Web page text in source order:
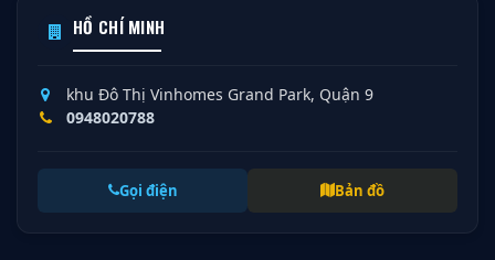
HỒ CHÍ MINH
khu Đô Thị Vinhomes Grand Park, Quận 9
0948020788
Gọi điện Bản đồ